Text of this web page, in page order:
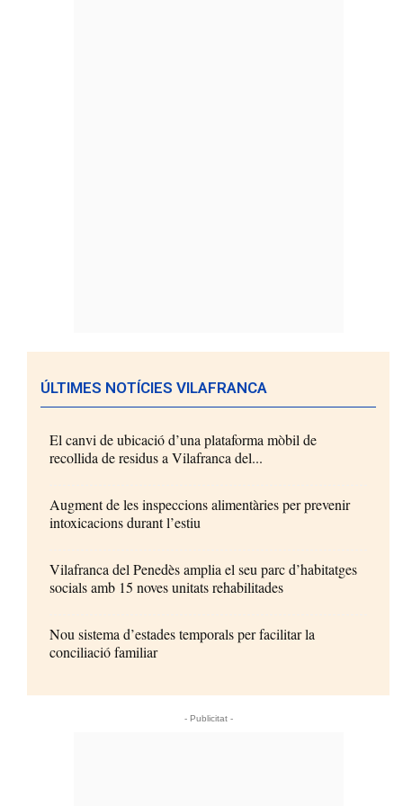
ÚLTIMES NOTÍCIES VILAFRANCA
El canvi de ubicació d’una plataforma mòbil de
recollida de residus a Vilafranca del...
Augment de les inspeccions alimentàries per prevenir
intoxicacions durant l’estiu
Vilafranca del Penedès amplia el seu parc d’habitatges
socials amb 15 noves unitats rehabilitades
Nou sistema d’estades temporals per facilitar la
conciliació familiar
- Publicitat -